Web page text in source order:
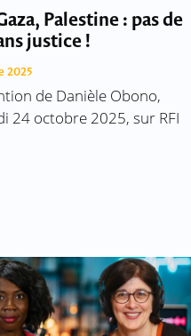
Palestine : pas de
justice !
2025
de Danièle Obono,
24 octobre 2025, sur RFI